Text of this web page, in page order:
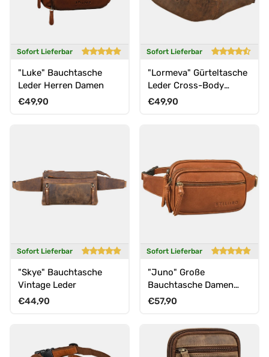
Sofort Lieferbar
"Luke" Bauchtasche
Leder Herren Damen
Normaler Preis
€49,90
Sofort Lieferbar
"Lormeva" Gürteltasche
Leder Cross-Body
Tasche
Normaler Preis
€49,90
Sofort Lieferbar
"Skye" Bauchtasche
Vintage Leder
Normaler Preis
€44,90
Sofort Lieferbar
"Juno" Große
Bauchtasche Damen
Leder für Freizeit
Normaler Preis
€57,90